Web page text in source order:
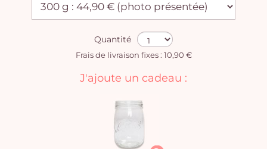
Quantité
Frais de livraison fixes : 10,90 €
J'ajoute un cadeau :